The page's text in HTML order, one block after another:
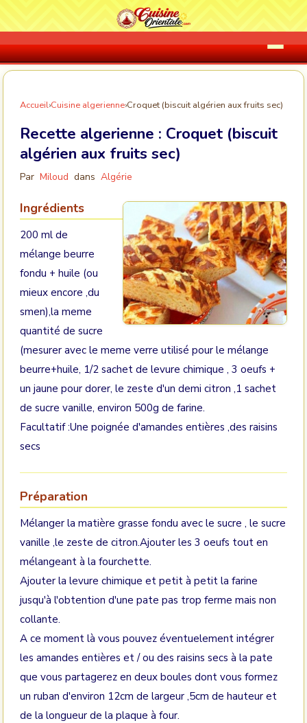
Accueil›Cuisine algerienne›Croquet (biscuit algérien aux fruits sec)
Recette algerienne : Croquet (biscuit
algérien aux fruits sec)
Par Miloud dans Algérie
Ingrédients
200 ml de
mélange beurre
fondu + huile (ou
mieux encore ,du
smen),la meme
quantité de sucre
(mesurer avec le meme verre utilisé pour le mélange
beurre+huile, 1/2 sachet de levure chimique , 3 oeufs +
un jaune pour dorer, le zeste d'un demi citron ,1 sachet
de sucre vanille, environ 500g de farine.
Facultatif :Une poignée d'amandes entières ,des raisins
secs
Préparation
Mélanger la matière grasse fondu avec le sucre , le sucre
vanille ,le zeste de citron.Ajouter les 3 oeufs tout en
mélangeant à la fourchette.
Ajouter la levure chimique et petit à petit la farine
jusqu'à l'obtention d'une pate pas trop ferme mais non
collante.
A ce moment là vous pouvez éventuelement intégrer
les amandes entières et / ou des raisins secs à la pate
que vous partagerez en deux boules dont vous formez
un ruban d'environ 12cm de largeur ,5cm de hauteur et
de la longueur de la plaque à four.